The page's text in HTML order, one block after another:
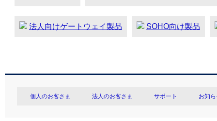
法人向けゲートウェイ製品 SOHO向け製品
個人のお客さま 法人のお客さま サポート お知